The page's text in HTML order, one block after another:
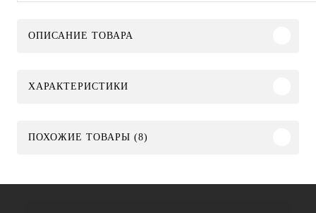
ОПИСАНИЕ ТОВАРА
ХАРАКТЕРИСТИКИ
ПОХОЖИЕ ТОВАРЫ (8)